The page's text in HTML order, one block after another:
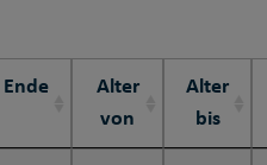
Ende
Alter
von
Alter
bis